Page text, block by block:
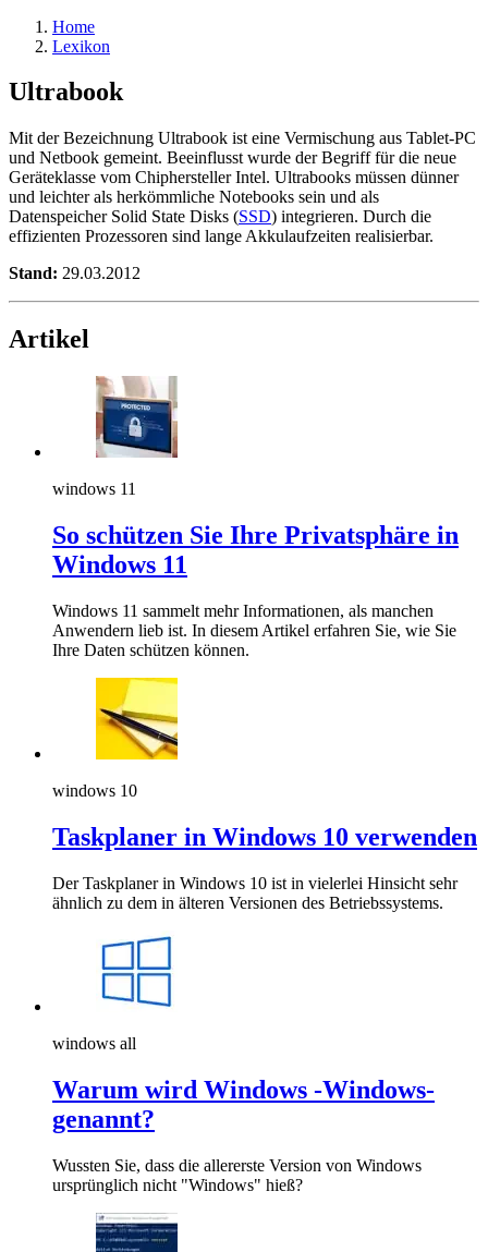
Home
Lexikon
Ultrabook
Mit der Bezeichnung Ultrabook ist eine Vermischung aus Tablet-PC
und Netbook gemeint. Beeinflusst wurde der Begriff für die neue
Geräteklasse vom Chiphersteller Intel. Ultrabooks müssen dünner
und leichter als herkömmliche Notebooks sein und als
Datenspeicher Solid State Disks (SSD) integrieren. Durch die
effizienten Prozessoren sind lange Akkulaufzeiten realisierbar.
Stand: 29.03.2012
Artikel
windows 11
So schützen Sie Ihre Privatsphäre in
Windows 11
Windows 11 sammelt mehr Informationen, als manchen
Anwendern lieb ist. In diesem Artikel erfahren Sie, wie Sie
Ihre Daten schützen können.
windows 10
Taskplaner in Windows 10 verwenden
Der Taskplaner in Windows 10 ist in vielerlei Hinsicht sehr
ähnlich zu dem in älteren Versionen des Betriebssystems.
windows all
Warum wird Windows -Windows-
genannt?
Wussten Sie, dass die allererste Version von Windows
ursprünglich nicht "Windows" hieß?